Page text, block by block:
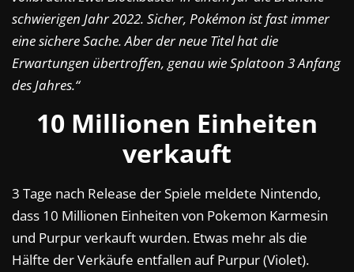
schwierigen Jahr 2022. Sicher, Pokémon ist fast immer
eine sichere Sache. Aber der neue Titel hat die
Erwartungen übertroffen, genau wie Splatoon 3 Anfang
des Jahres.“
10 Millionen Einheiten
verkauft
3 Tage nach Release der Spiele meldete Nintendo,
dass 10 Millionen Einheiten von Pokemon Karmesin
und Purpur verkauft wurden. Etwas mehr als die
Hälfte der Verkäufe entfallen auf Purpur (Violet).